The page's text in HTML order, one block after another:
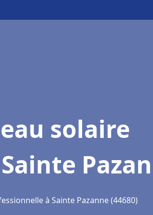
solaire
à Sainte Pazanne (44680)